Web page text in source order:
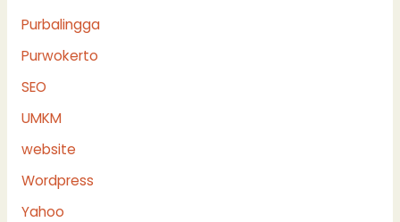
Purbalingga
Purwokerto
SEO
UMKM
website
Wordpress
Yahoo